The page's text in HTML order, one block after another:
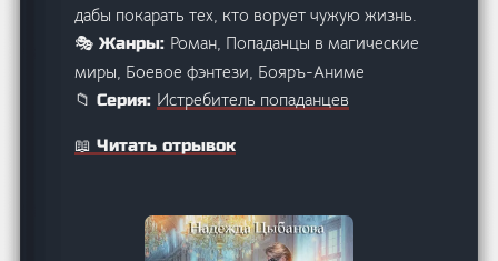
дабы покарать тех, кто ворует чужую жизнь.
🎭 Жанры: Роман, Попаданцы в магические
миры, Боевое фэнтези, Бояръ-Аниме
📁 Серия: Истребитель попаданцев
📖 Читать отрывок